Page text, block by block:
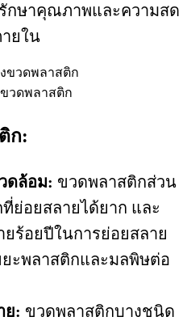
กษาคุณภาพและความสด
ยใน
วดพลาสติก
ก:
ดล้อม: ขวดพลาสติกส่วน
ย่อยสลายได้ยาก และ
ยร้อยปีในการย่อยสลาย
ะพลาสติกและมลพิษต่อ
ย: ขวดพลาสติกบางชนิด